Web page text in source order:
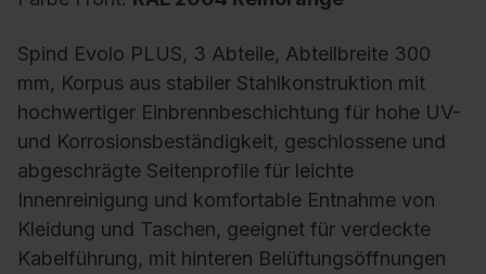
Spind Evolo PLUS, 3 Abteile, Abteilbreite 300
mm, Korpus aus stabiler Stahlkonstruktion mit
hochwertiger Einbrennbeschichtung für hohe UV-
und Korrosionsbeständigkeit, geschlossene und
abgeschrägte Seitenprofile für leichte
Innenreinigung und komfortable Entnahme von
Kleidung und Taschen, geeignet für verdeckte
Kabelführung, mit hinteren Belüftungsöffnungen